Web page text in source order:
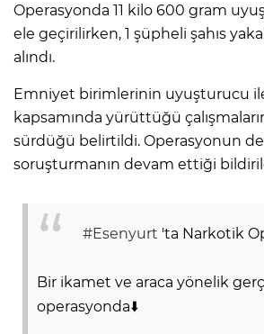
Operasyonda 11 kilo 600 gram
ele geçirilirken, 1 şüpheli şahıs
alındı.
Emniyet birimlerinin uyuşturucu
kapsamında yürüttüğü
sürdüğü belirtildi. Operasyonun
soruşturmanın devam ettiği
#Esenyurt 'ta Narkotik
Bir ikamet ve araca yönelik
operasyonda⬇️